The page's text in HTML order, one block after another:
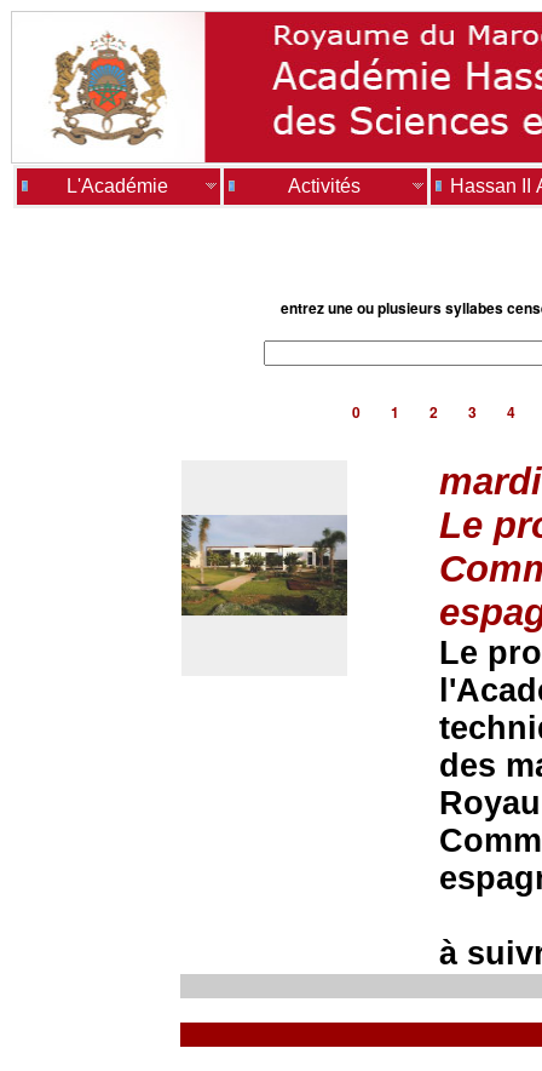
L'Académie Activités Hassan II
entrez une ou plusieurs syllabes
0 1 2 3 4
Le
Le
des
à